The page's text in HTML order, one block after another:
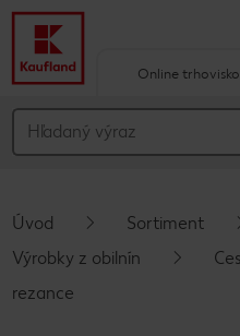
Hlavný obsah
Vyskakovací bočný panel
Online trhovisko
Úvod Sortiment
Výrobky z obilnín
rezance